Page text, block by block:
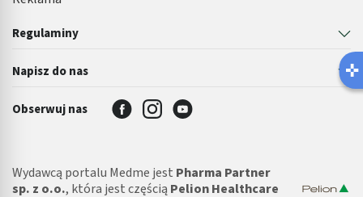
Regulaminy
Napisz do nas
Obserwuj nas
Wydawcą portalu Medme jest Pharma Partner
sp. z o.o., która jest częścią Pelion Healthcare
Latem łatwiej o infekcję pęcherza